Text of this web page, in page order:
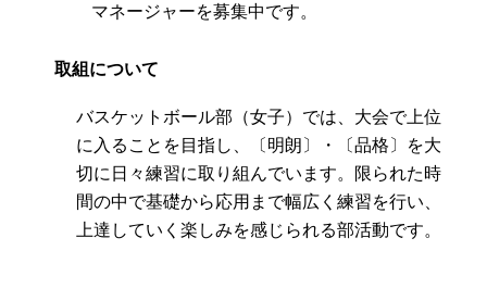
マネージャーを募集中です。
取組について
バスケットボール部（女子）では、大会で上位
に入ることを目指し、〔明朗〕・〔品格〕を大
切に日々練習に取り組んでいます。限られた時
間の中で基礎から応用まで幅広く練習を行い、
上達していく楽しみを感じられる部活動です。